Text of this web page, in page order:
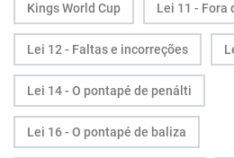
Kings World Cup Lei 11 - Fora
Lei 12 - Faltas e incorreções
Lei 14 - O pontapé de penálti
Lei 16 - O pontapé de baliza